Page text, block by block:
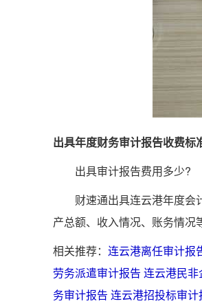
出具年度财务审计报告收费标
出具审计报告费用多少?
财速通出具连云港年度会
产总额、收入情况、账务情
相关推荐： 连云港离任审计报
劳务派遣审计报告 连云港民非
务审计报告 连云港招投标审计